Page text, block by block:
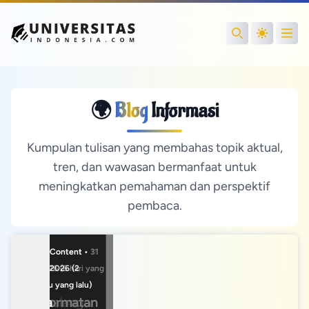
Search
🌍BlogInformasi
Kumpulan tulisan yang membahas topik aktual,
tren, dan wawasan bermanfaat untuk
meningkatkan pemahaman dan perspektif
pembaca.
Editor Content • 31
Jul 2026 (6 hari yang
Kehormatan
Editor Content •
22 Jul 2026 (2
minggu yang lalu)
Cara
Editor Content • 11
Jul 2026 (3
minggu yang lalu)
Petualangan